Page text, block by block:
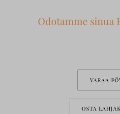
Odotamme sinua
VARAA
OSTA